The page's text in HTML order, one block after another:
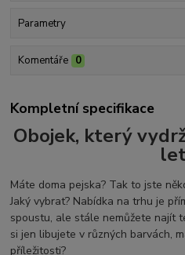
Parametry
Komentáře 0
Kompletní specifikace
Obojek, který
Máte doma pejska? Tak to jste
Jaký vybrat? Nabídka na trhu je
spoustu, ale stále nemůžete najít
si jen libujete v různých barvách,
příležitosti?